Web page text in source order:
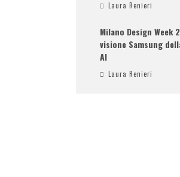
Laura Renieri
Milano Design Week
visione Samsung
AI
Laura Renieri